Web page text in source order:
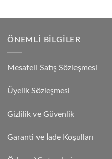
ÖNEMLI BILGILER
Mesafeli Satış Sözleşmesi
Üyelik Sözleşmesi
Gizlilik ve Güvenlik
Garanti ve İade Koşulları